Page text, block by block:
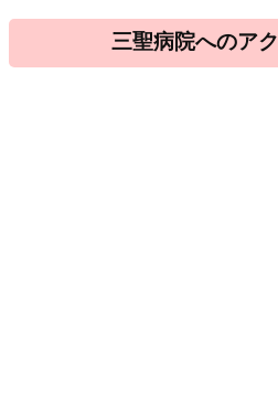
三聖病院へのア